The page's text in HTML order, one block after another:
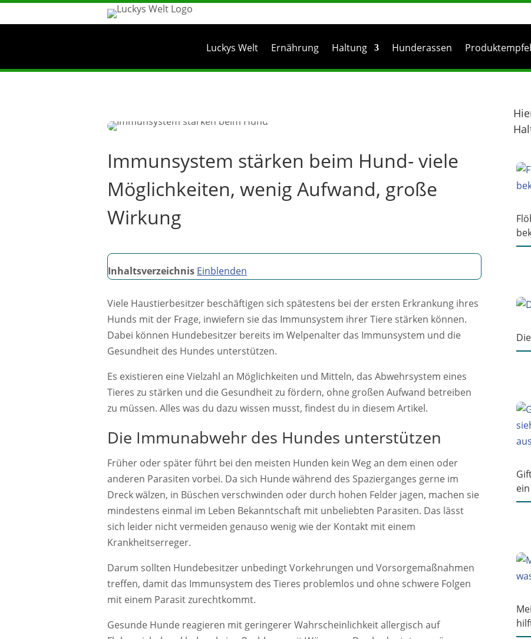
Luckys Welt Ernährung Haltung Hunderassen
Immunsystem stärken beim Hund- viele
Möglichkeiten, wenig Aufwand, große
Wirkung
Inhaltsverzeichnis Einblenden
Viele Haustierbesitzer beschäftigen sich spätestens bei der ersten Erkrankung ihres
Hunds mit der Frage, inwiefern sie das Immunsystem ihrer Tiere stärken können.
Dabei können Hundebesitzer bereits im Welpenalter das Immunsystem und die
Gesundheit des Hundes unterstützen.
Es existieren eine Vielzahl an Möglichkeiten und Mitteln, das Abwehrsystem eines
Tieres zu stärken und die Gesundheit zu fördern, ohne großen Aufwand betreiben
zu müssen. Alles was du dazu wissen musst, findest du in diesem Artikel.
Die Immunabwehr des Hundes unterstützen
Früher oder später führt bei den meisten Hunden kein Weg an dem einen oder
anderen Parasiten vorbei. Da sich Hunde während des Spazierganges gerne im
Dreck wälzen, in Büschen verschwinden oder durch hohen Felder jagen, machen sie
mindestens einmal im Leben Bekanntschaft mit unbeliebten Parasiten. Das lässt
sich leider nicht vermeiden genauso wenig wie der Kontakt mit einem
Krankheitserreger.
Darum sollten Hundebesitzer unbedingt Vorkehrungen und Vorsorgemaßnahmen
treffen, damit das Immunsystem des Tieres problemlos und ohne schwere Folgen
mit einem Parasit zurechtkommt.
Gesunde Hunde reagieren mit geringerer Wahrscheinlichkeit allergisch auf